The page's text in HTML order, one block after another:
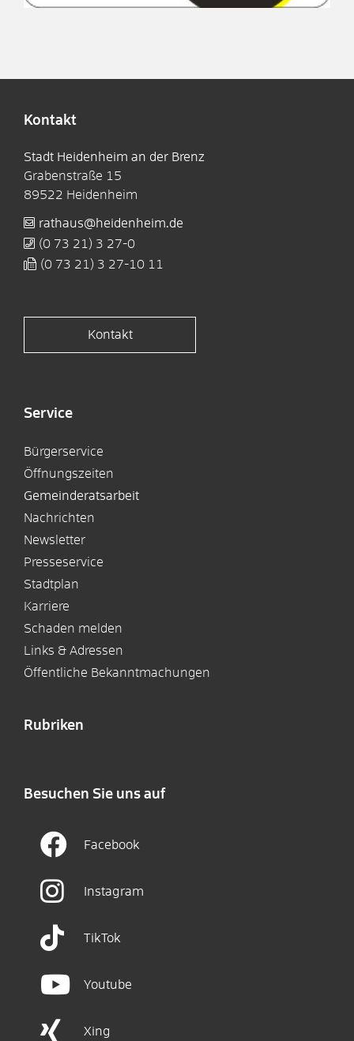
Kontakt
Stadt Heidenheim an der Brenz
Grabenstraße 15
89522 Heidenheim
rathaus@heidenheim.de
(0 73 21) 3 27-0
(0 73 21) 3 27-10 11
Kontakt
Service
Bürgerservice
Öffnungszeiten
Gemeinderatsarbeit
Nachrichten
Newsletter
Presseservice
Stadtplan
Karriere
Schaden melden
Links & Adressen
Öffentliche Bekanntmachungen
Rubriken
Besuchen Sie uns auf
Facebook
Instagram
TikTok
Youtube
Xing